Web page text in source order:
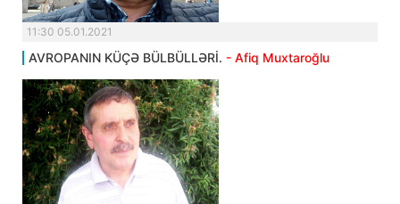
11:30 05.01.2021
AVROPANIN KÜÇƏ BÜLBÜLLƏRİ. - Afiq Muxtaroğlu